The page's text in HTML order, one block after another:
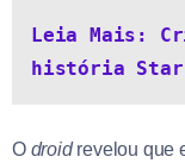
Leia Mais:
história Star
O droidrevelou que